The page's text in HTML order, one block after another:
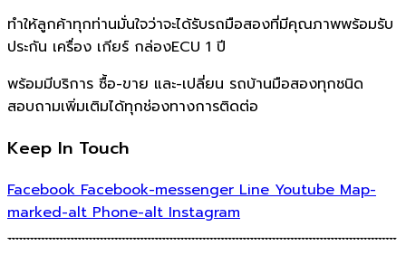
ทำให้ลูกค้าทุกท่านมั่นใจว่าจะได้รับรถมือสองที่มีคุณภาพพร้อมรับ
ประกัน เครื่อง เกียร์ กล่องECU 1 ปี
พร้อมมีบริการ ซื้อ-ขาย และ-เปลี่ยน รถบ้านมือสองทุกชนิด
สอบถามเพิ่มเติมได้ทุกช่องทางการติดต่อ
Keep In Touch
Facebook Facebook-messenger Line Youtube Map-
marked-alt Phone-alt Instagram